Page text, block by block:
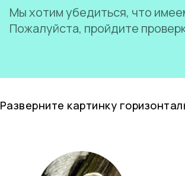
Мы хотим убедиться, что
Пожалуйста, пройдите
Разверните картинку